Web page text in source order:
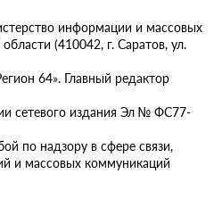
информации и массовых
(410042, г. Саратов, ул.
64». Главный редактор
сетевого издания Эл № ФС77-
по надзору в сфере связи,
и массовых коммуникаций